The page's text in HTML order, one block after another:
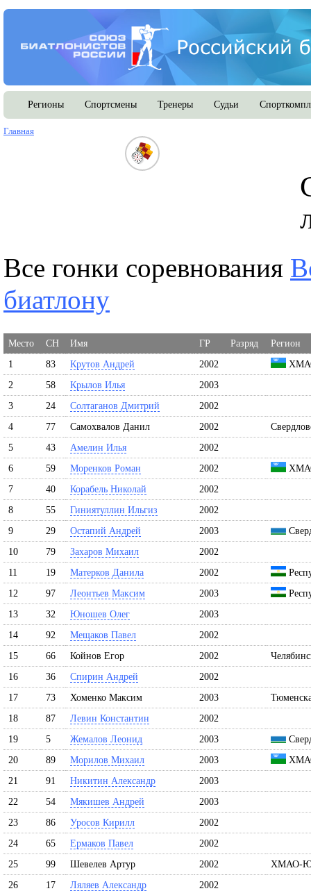
Регионы Спортсмены Тренеры Судьи
Главная
Все гонки соревнования
биатлону
Место СН Имя ГР Разряд
Регион
1
83 Крутов Андрей 2002
2
58 Крылов Илья
2003
3
24 Солтаганов Дмитрий
2002
4
77 Самохвалов Данил 2002
5
43 Амелин Илья
2002
6
59 Моренков Роман 2002
7
40 Корабель Николай
2002
8
55 Гиниятуллин Ильгиз
2002
9
29 Остапий Андрей 2003
10
79 Захаров Михаил
2002
11
19 Матерков Данила 2002
12
97 Леонтьев Максим 2003
13
32 Юношев Олег
2003
14
92 Мещаков Павел
2002
15
66 Койнов Егор 2002
16
36 Спирин Андрей
2002
17
73 Хоменко Максим 2003
18
87 Левин Константин
2002
19
5 Жемалов Леонид 2003
20
89 Морилов Михаил 2003
21
91 Никитин Александр
2003
22
54 Мякишев Андрей
2003
23
86 Уросов Кирилл
2002
24
65 Ермаков Павел
2002
25
99 Шевелев Артур 2002
ХМАО-
26
17 Ляляев Александр
2002